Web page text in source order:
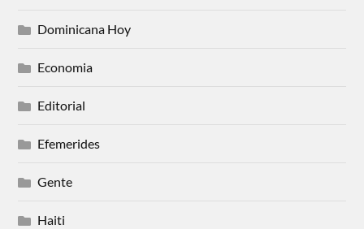
Dominicana Hoy
Economia
Editorial
Efemerides
Gente
Haiti